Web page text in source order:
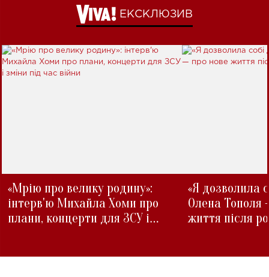
ЕКСКЛЮЗИВ
«Мрію про велику родину»:
інтерв'ю Михайла Хоми про
плани, концерти для ЗСУ і
«Я дозволила
Олена Тополя
життя після